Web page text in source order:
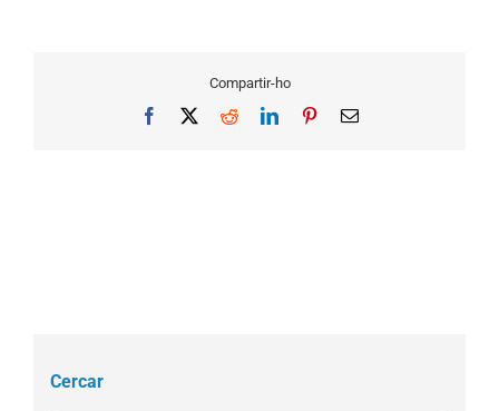
Compartir-ho
Facebook RedditLinkedInPinterestEmail
Cercar